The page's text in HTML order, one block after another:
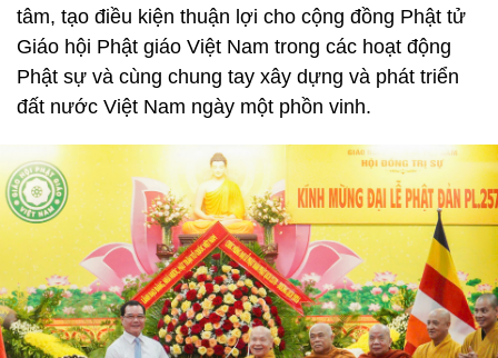
tâm, tạo điều kiện thuận lợi cho cộng đồng Phật tử
Giáo hội Phật giáo Việt Nam trong các hoạt động
Phật sự và cùng chung tay xây dựng và phát triển
đất nước Việt Nam ngày một phồn vinh.